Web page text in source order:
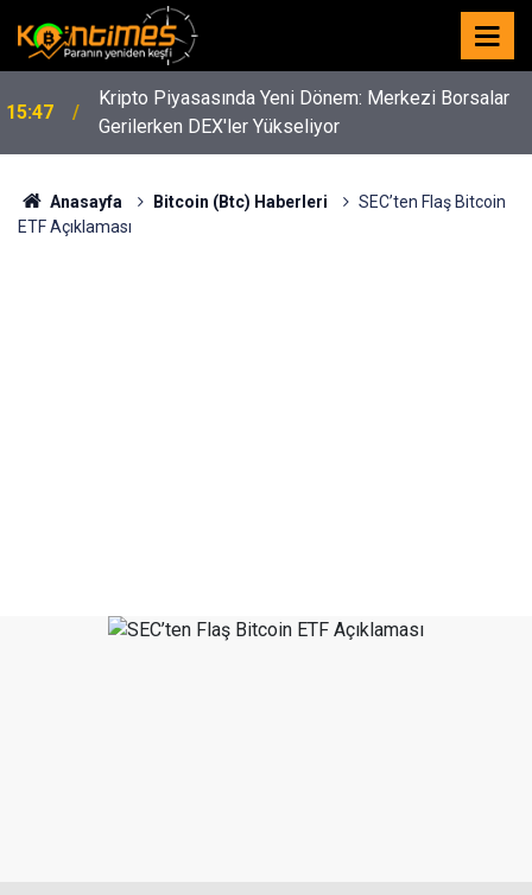
15:47
Kripto Piyasasında Yeni Dönem: Merkezi Borsalar
Gerilerken DEX'ler Yükseliyor
Anasayfa Bitcoin (Btc) Haberleri
SEC’ten Flaş Bitcoin
ETF Açıklaması